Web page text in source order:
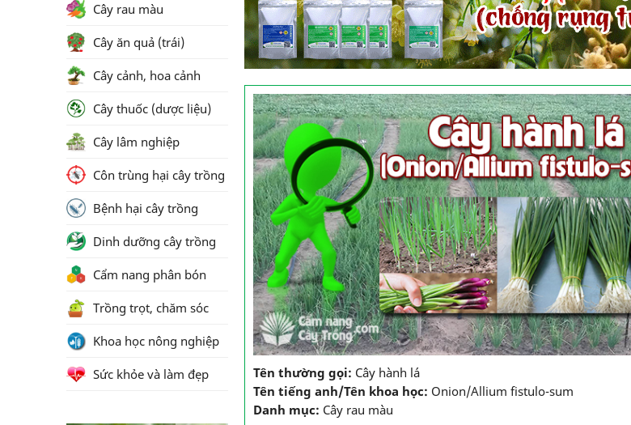
Tên thường gọi: Cây hành lá
Tên tiếng anh/Tên khoa học: Onion/Allium fistulo-sum
Danh mục: Cây rau màu
Cây rau màu
Cây ăn quả (trái)
Cây cảnh, hoa cảnh
Cây thuốc (dược liệu)
Cây lâm nghiệp
Côn trùng hại cây trồng
Bệnh hại cây trồng
Dinh dưỡng cây trồng
Cẩm nang phân bón
Trồng trọt, chăm sóc
Khoa học nông nghiệp
Sức khỏe và làm đẹp